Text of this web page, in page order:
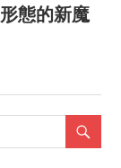
態的新魔